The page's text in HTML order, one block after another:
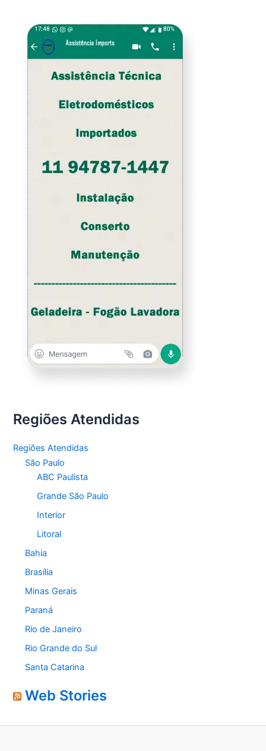
Regiões Atendidas
Regiões Atendidas
São Paulo
ABC Paulista
Grande São Paulo
Interior
Litoral
Bahia
Brasília
Minas Gerais
Paraná
Rio de Janeiro
Rio Grande do Sul
Santa Catarina
Web Stories